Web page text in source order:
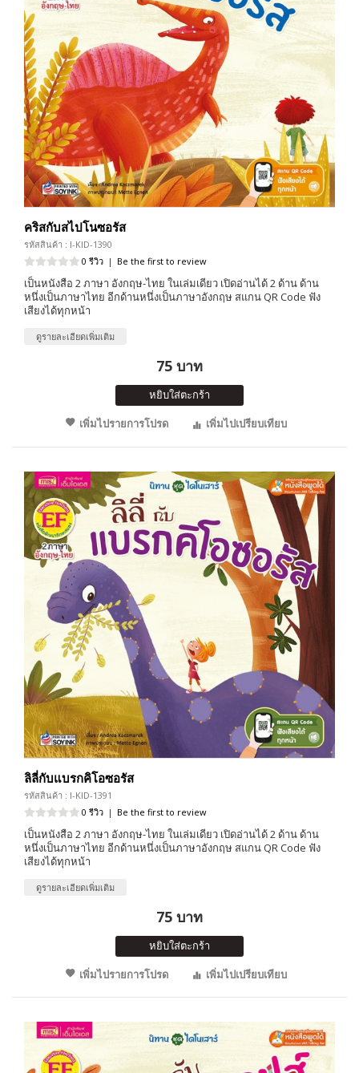
คริสกับสไปโนซอรัส
รหัสสินค้า : I-KID-1390
0 รีวิว | Be the first to review
เป็นหนังสือ 2 ภาษา อังกฤษ-ไทย ในเล่มเดียว เปิดอ่านได้ 2 ด้าน ด้าน
หนึ่งเป็นภาษาไทย อีกด้านหนึ่งเป็นภาษาอังกฤษ สแกน QR Code ฟัง
เสียงได้ทุกหน้า
ดูรายละเอียดเพิ่มเติม
75 บาท
หยิบใส่ตะกร้า
เพิ่มไปรายการโปรด
เพิ่มไปเปรียบเทียบ
ลิลี่กับแบรกคิโอซอรัส
รหัสสินค้า : I-KID-1391
0 รีวิว | Be the first to review
เป็นหนังสือ 2 ภาษา อังกฤษ-ไทย ในเล่มเดียว เปิดอ่านได้ 2 ด้าน ด้าน
หนึ่งเป็นภาษาไทย อีกด้านหนึ่งเป็นภาษาอังกฤษ สแกน QR Code ฟัง
เสียงได้ทุกหน้า
ดูรายละเอียดเพิ่มเติม
75 บาท
หยิบใส่ตะกร้า
เพิ่มไปรายการโปรด
เพิ่มไปเปรียบเทียบ